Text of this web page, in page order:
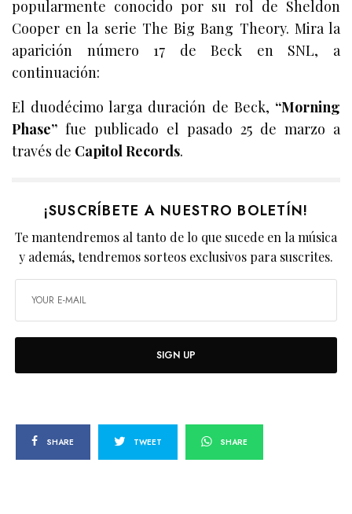
popularmente conocido por su rol de Sheldon
Cooper en la serie The Big Bang Theory. Mira la
aparición número 17 de Beck en SNL, a
continuación:
El duodécimo larga duración de Beck, “Morning
Phase” fue publicado el pasado 25 de marzo a
través de Capitol Records.
¡SUSCRÍBETE A NUESTRO BOLETÍN!
Te mantendremos al tanto de lo que sucede en la música
y además, tendremos sorteos exclusivos para suscrites.
SIGN UP
SHARE TWEET SHARE